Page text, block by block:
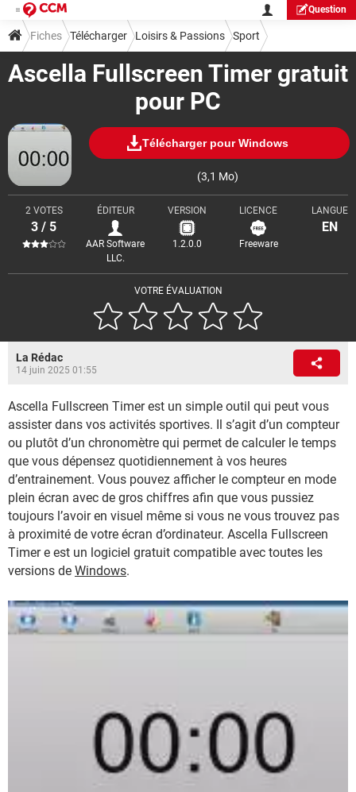
Question
Ascella Fullscreen Timer gratuit
pour PC
Télécharger pour Windows
(3,1 Mo)
VOTRE ÉVALUATION
2 VOTES
3 / 5
ÉDITEUR
AAR Software
LLC.
VERSION
1.2.0.0
LICENCE
Freeware
LANGUE
EN
Fiches Télécharger Loisirs & Passions Sport
La Rédac
14 juin 2025 01:55
Ascella Fullscreen Timer est un simple outil qui peut vous
assister dans vos activités sportives. Il s’agit d’un compteur
ou plutôt d’un chronomètre qui permet de calculer le temps
que vous dépensez quotidiennement à vos heures
d’entrainement. Vous pouvez afficher le compteur en mode
plein écran avec de gros chiffres afin que vous pussiez
toujours l’avoir en visuel même si vous ne vous trouvez pas
à proximité de votre écran d’ordinateur. Ascella Fullscreen
Timer e est un logiciel gratuit compatible avec toutes les
versions de Windows.